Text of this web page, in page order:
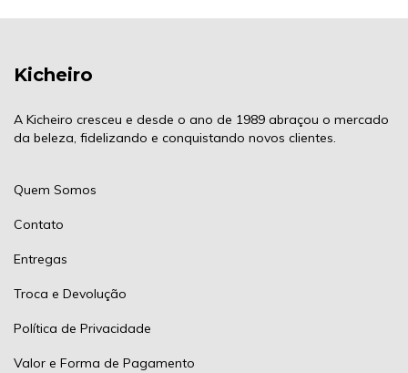
Kicheiro
A Kicheiro cresceu e desde o ano de 1989 abraçou o mercado
da beleza, fidelizando e conquistando novos clientes.
Quem Somos
Contato
Entregas
Troca e Devolução
Política de Privacidade
Valor e Forma de Pagamento